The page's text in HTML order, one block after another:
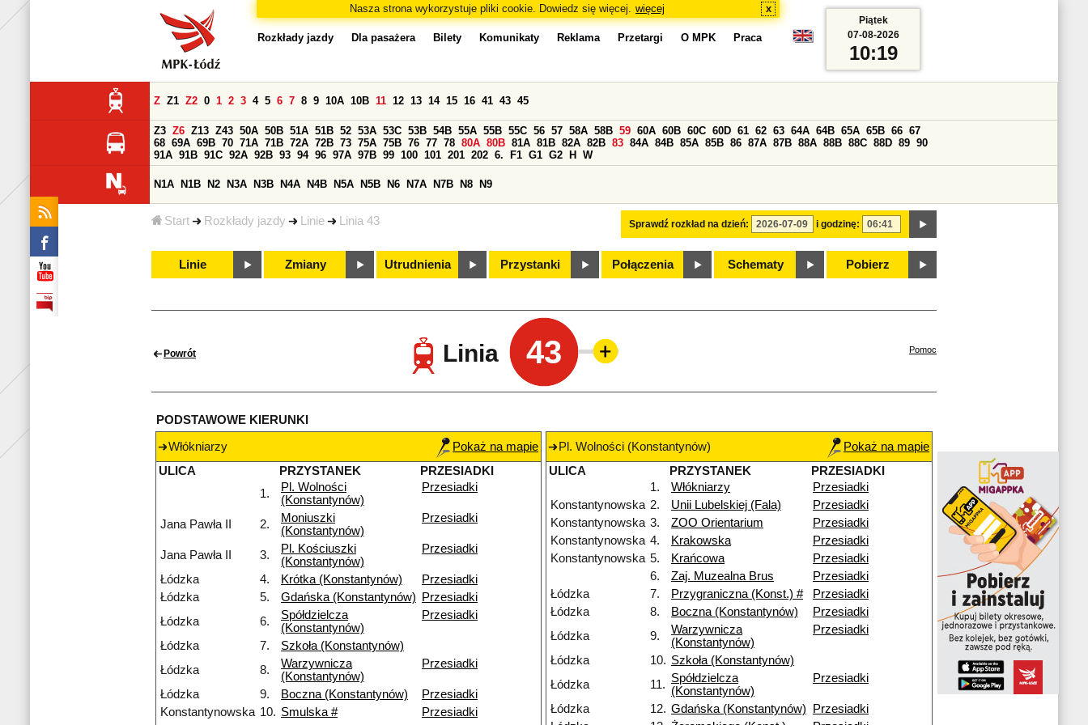
Nasza strona wykorzystuje pliki cookie. Dowiedz się więcej. więcej x
Start Rozkłady jazdy Linie Linia 43
Rozkłady jazdy Dla pasażera Bilety Komunikaty Reklama Przetargi O MPK Praca
Sprawdź rozkład na dzień: i godzinę:
Z Z1 Z2 0 1 2 3 4 5 6 7 8 9 10A 10B 11 12 13 14 15 16 41 43 45
Z3 Z6 Z13 Z43 50A 50B 51A 51B 52 53A 53C 53B 54B 55A 55B 55C 56 57 58A 58B 59 60A 60B 60C 60D 61 62 63 64A 64B 65A 65B 66 67
68 69A 69B 70 71A 71B 72A 72B 73 75A 75B 76 77 78 80A 80B 81A 81B 82A 82B 83 84A 84B 85A 85B 86 87A 87B 88A 88B 88C 88D 89 90
91A 91B 91C 92A 92B 93 94 96 97A 97B 99 100 101 201 202 6. F1 G1 G2 H W
N1A N1B N2 N3A N3B N4A N4B N5A N5B N6 N7A N7B N8 N9
Linie Zmiany Utrudnienia Przystanki Połączenia Schematy Pobierz
Piątek
07-08-2026
10:19
Powrót Linia 43 Pomoc
PODSTAWOWE KIERUNKI
Włókniarzy
Pokaż na mapie
ULICA
PRZYSTANEK
PRZESIADKI
1.
Pl. Wolności
(Konstantynów)
Przesiadki
Jana Pawła II 2.
Moniuszki
(Konstantynów)
Przesiadki
Jana Pawła II 3.
Pl. Kościuszki
(Konstantynów)
Przesiadki
Łódzka 4. Krótka (Konstantynów)
Przesiadki
Łódzka
5. Gdańska (Konstantynów)
Przesiadki
Łódzka
6.
Spółdzielcza
(Konstantynów)
Przesiadki
Łódzka 7.
Szkoła (Konstantynów)
Łódzka
8.
Warzywnicza
(Konstantynów)
Przesiadki
Łódzka 9. Boczna (Konstantynów)
Przesiadki
Konstantynowska 10. Smulska #
Przesiadki
Pl. Wolności (Konstantynów)
Pokaż na mapie
ULICA
PRZYSTANEK
PRZESIADKI
1.
Włókniarzy
Przesiadki
Konstantynowska 2. Unii Lubelskiej (Fala)
Przesiadki
Konstantynowska 3. ZOO Orientarium
Przesiadki
Konstantynowska 4. Krakowska
Przesiadki
Konstantynowska 5. Krańcowa
Przesiadki
6.
Zaj. Muzealna Brus
Przesiadki
Łódzka
7. Przygraniczna (Konst.) #
Przesiadki
Łódzka
8. Boczna (Konstantynów)
Przesiadki
Łódzka
9.
Warzywnicza
(Konstantynów)
Przesiadki
Łódzka 10. Szkoła (Konstantynów)
Łódzka
11. Spółdzielcza
(Konstantynów)
Przesiadki
Łódzka 12. Gdańska (Konstantynów)
Przesiadki